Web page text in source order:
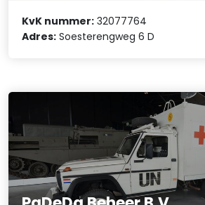
KvK nummer: 32077764
Adres: Soesterengweg 6 D